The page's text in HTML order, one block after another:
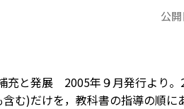
公開
と発展 2005年９月発行より。
む)だけを，教科書の指導の順に